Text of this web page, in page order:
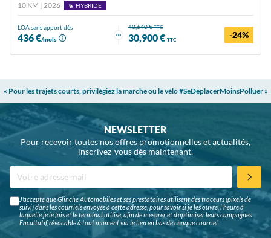
10 KM | 2026
HYBRIDE
LOA sans apport dès
436 €/mois
ou
40,640 €TTC
30,900 € TTC -24%
« Pour les trajets courts, privilégiez la marche ou le vélo #SeDéplacerMoinsPolluer »
NEWSLETTER
Pour recevoir toutes nos offres promotionnelles et actualités,
inscrivez-vous dès maintenant.
J'accepte que Glinche Automobiles et ses prestataires utilisent des traceurs (pixels de
suivi) dans les courriels envoyés à cette adresse, pour savoir si je les ouvre, l'heure à
laquelle je le fais et le terminal utilisé, afin de mesurer et d'optimiser leurs campagnes.
Facultatif, révocable à tout moment via le lien en bas de chaque courriel.